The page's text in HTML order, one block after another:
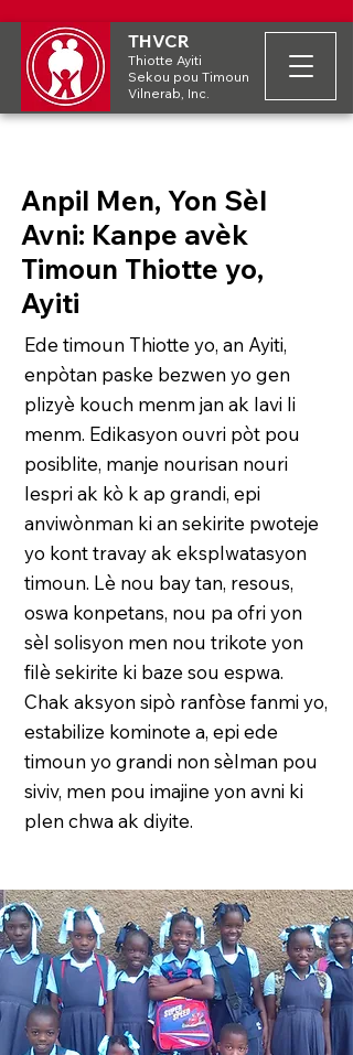
THVCR
Thiotte Ayiti
Sekou pou Timoun
Vilnerab, Inc.
Anpil Men, Yon Sèl
Avni: Kanpe avèk
Timoun Thiotte yo,
Ayiti
Ede timoun Thiotte yo, an Ayiti,
enpòtan paske bezwen yo gen
plizyè kouch menm jan ak lavi li
menm. Edikasyon ouvri pòt pou
posiblite, manje nourisan nouri
lespri ak kò k ap grandi, epi
anviwònman ki an sekirite pwoteje
yo kont travay ak eksplwatasyon
timoun. Lè nou bay tan, resous,
oswa konpetans, nou pa ofri yon
sèl solisyon men nou trikote yon
filè sekirite ki baze sou espwa.
Chak aksyon sipò ranfòse fanmi yo,
estabilize kominote a, epi ede
timoun yo grandi non sèlman pou
siviv, men pou imajine yon avni ki
plen chwa ak diyite.